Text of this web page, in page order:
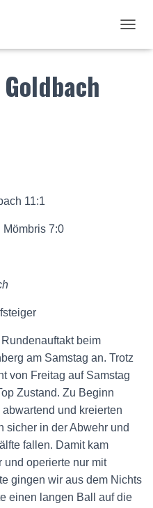
11:1
Mömbris 7:0
beim
am Samstag an. Trotz
von Freitag auf Samstag
Zustand. Zu Beginn
und kreierten
sicher in der Abwehr und
fallen. Damit kam
und operierte nur mit
gingen wir aus dem Nichts
einen langen Ball auf die